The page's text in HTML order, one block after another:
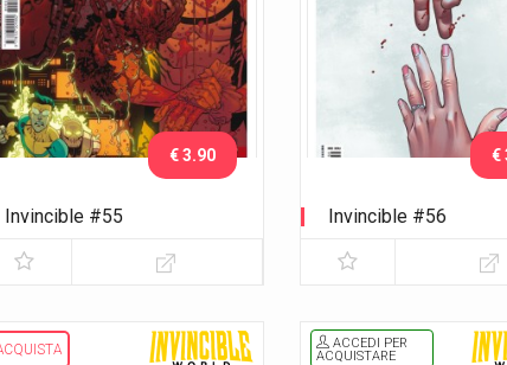
Invincible #55
€ 3.90
Invincible #56
€
ACCEDI PER
ACQUISTARE